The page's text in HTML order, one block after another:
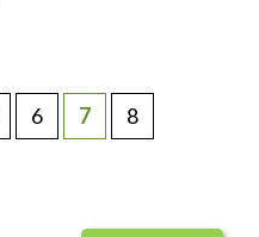
6 7 8